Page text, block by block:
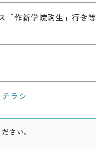
「作新学院駒生」行き
ラシ
さい。